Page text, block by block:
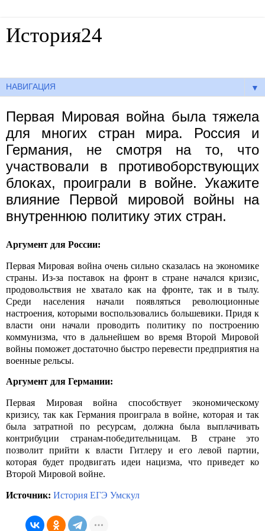
История24
▼
Первая Мировая война была тяжела
для многих стран мира. Россия и
Германия, не смотря на то, что
участвовали в противоборствующих
блоках, проиграли в войне. Укажите
влияние Первой мировой войны на
внутреннюю политику этих стран.
Аргумент для России:
Первая Мировая война очень сильно сказалась на экономике
страны. Из-за поставок на фронт в стране начался кризис,
продовольствия не хватало как на фронте, так и в тылу.
Среди населения начали появляться революционные
настроения, которыми воспользовались большевики. Придя к
власти они начали проводить политику по построению
коммунизма, что в дальнейшем во время Второй Мировой
войны поможет достаточно быстро перевести предприятия на
военные рельсы.
Аргумент для Германии:
Первая Мировая война способствует экономическому
кризису, так как Германия проиграла в войне, которая и так
была затратной по ресурсам, должна была выплачивать
контрибуции странам-победительницам. В стране это
позволит прийти к власти Гитлеру и его левой партии,
которая будет продвигать идеи нацизма, что приведет ко
Второй Мировой войне.
Источник: История ЕГЭ Умскул